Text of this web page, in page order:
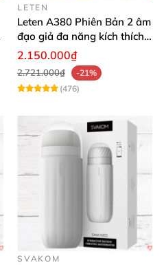
LETEN
Leten A380 Phiên Bản 2 âm
đạo giả đa năng kích thích
cực mạnh
2.150.000₫
2.721.000₫
-21%
(476)
SVAKOM